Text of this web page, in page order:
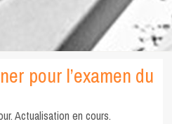
pour l’examen du
Actualisation en cours.